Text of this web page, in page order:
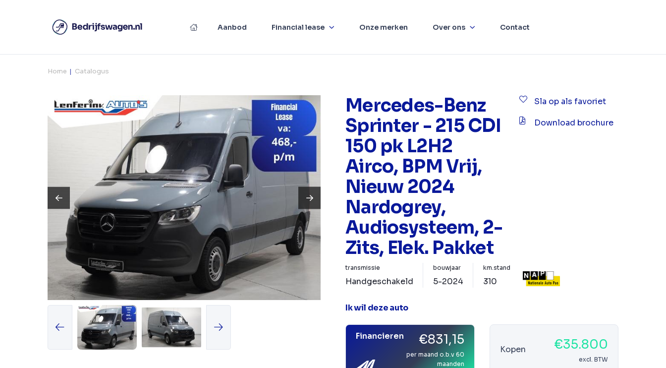
Aanbod Financial lease Onze merken Over ons Contact
Home Catalogus
Mercedes-Benz
Sprinter - 215 CDI
150 pk L2H2
Airco, BPM Vrij,
Nieuw 2024
Nardogrey,
Audiosysteem, 2-
Zits, Elek. Pakket
Sla op als favoriet
Download brochure
transmissie
Handgeschakeld
bouwjaar
5-2024
km.stand
310
Ik wil deze auto
Financieren €831,15
per maand o.b.v 60
maanden
Kopen €35.800
excl. BTW